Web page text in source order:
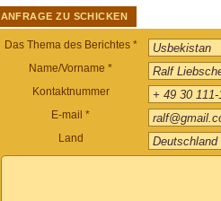
ANFRAGE ZU SCHICKEN
Das Thema des Berichtes *
Name/Vorname *
Kontaktnummer
E-mail *
Land